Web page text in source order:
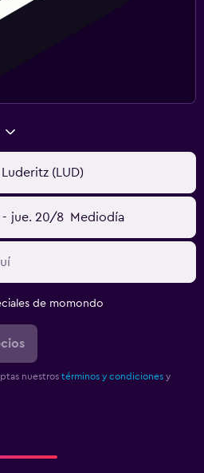
(LUD)
- jue. 20/8 Mediodía
de momondo
nuestros términos y condiciones y